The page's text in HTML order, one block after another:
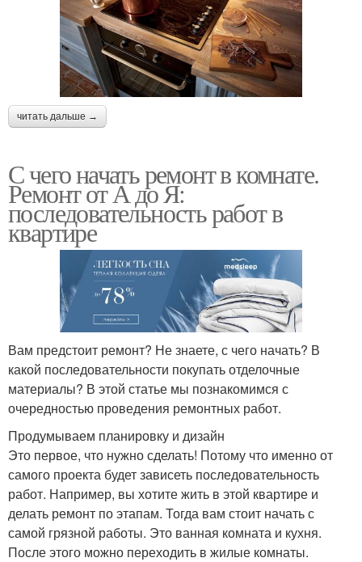
читать дальше →
С чего начать ремонт в комнате.
Ремонт от А до Я:
последовательность работ в
квартире
Вам предстоит ремонт? Не знаете, с чего начать? В
какой последовательности покупать отделочные
материалы? В этой статье мы познакомимся с
очередностью проведения ремонтных работ.
Продумываем планировку и дизайн
Это первое, что нужно сделать! Потому что именно от
самого проекта будет зависеть последовательность
работ. Например, вы хотите жить в этой квартире и
делать ремонт по этапам. Тогда вам стоит начать с
самой грязной работы. Это ванная комната и кухня.
После этого можно переходить в жилые комнаты.